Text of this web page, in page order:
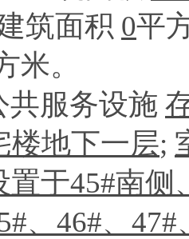
筑面积 0平
米。
共服务设施
楼地下一层;
置于45#南侧
、46#、